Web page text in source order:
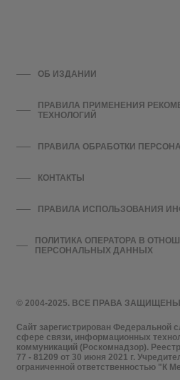
© 2004-2025. ВСЕ ПРАВА
Сайт зарегистрирован Федеральной
сфере связи, информационных
коммуникаций (Роскомнадзор).
77 - 81209 от 30 июня 2021 г.
ограниченной ответственностью "К
ОБ ИЗДАНИИ
ПРАВИЛА ПРИМЕНЕНИЯ
ТЕХНОЛОГИЙ
ПРАВИЛА ОБРАБОТКИ
КОНТАКТЫ
ПРАВИЛА ИСПОЛЬЗОВАНИЯ
ПОЛИТИКА ОПЕРАТОРА В
ПЕРСОНАЛЬНЫХ ДАННЫХ